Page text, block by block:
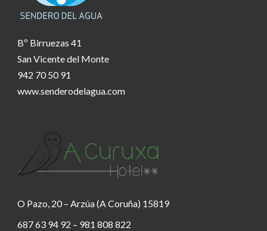
Bº Birruezas 41
San Vicente del Monte
942 70 50 91
www.senderodelagua.com
O Pazo, 20 – Arzúa (A Coruña) 15819
687 63 94 92 – 981 808 822